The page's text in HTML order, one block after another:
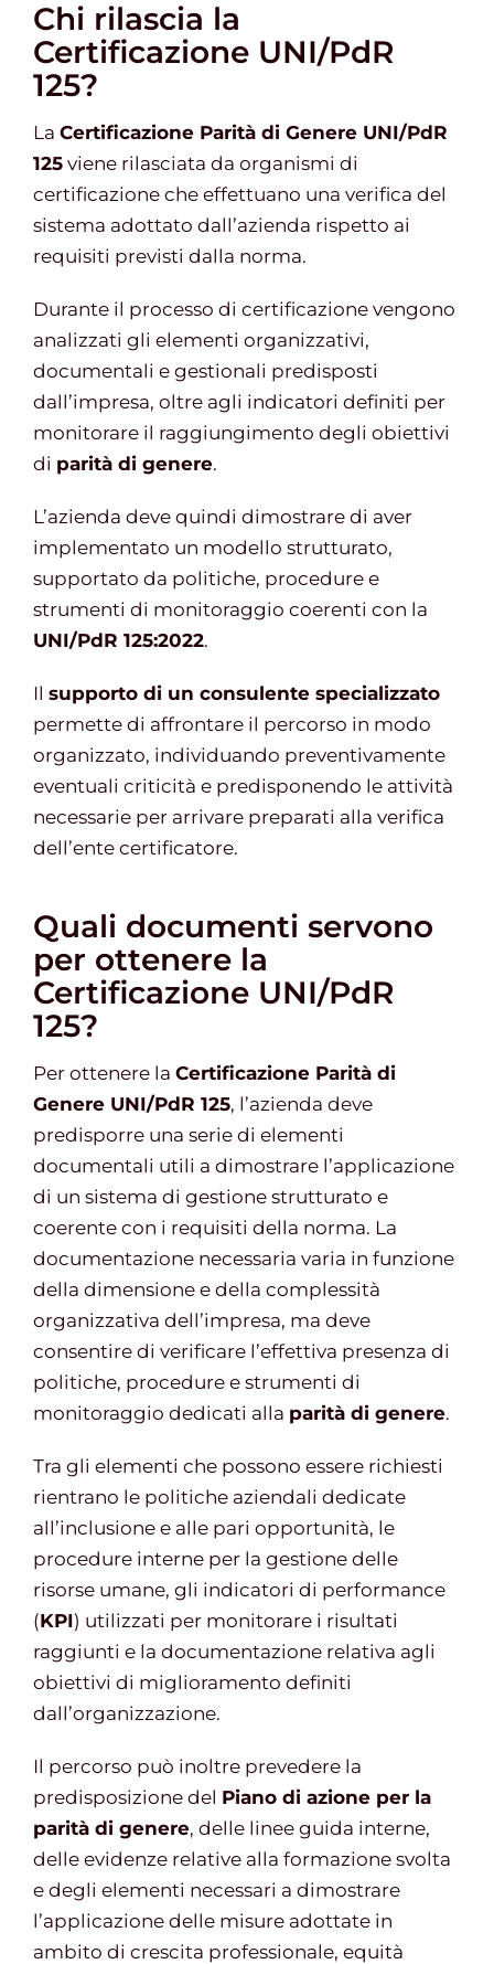
Chi rilascia la
Certificazione UNI/PdR
125?
La Certificazione Parità di Genere UNI/PdR
125 viene rilasciata da organismi di
certificazione che effettuano una verifica del
sistema adottato dall’azienda rispetto ai
requisiti previsti dalla norma.
Durante il processo di certificazione vengono
analizzati gli elementi organizzativi,
documentali e gestionali predisposti
dall’impresa, oltre agli indicatori definiti per
monitorare il raggiungimento degli obiettivi
di parità di genere.
L’azienda deve quindi dimostrare di aver
implementato un modello strutturato,
supportato da politiche, procedure e
strumenti di monitoraggio coerenti con la
UNI/PdR 125:2022.
Il supporto di un consulente specializzato
permette di affrontare il percorso in modo
organizzato, individuando preventivamente
eventuali criticità e predisponendo le attività
necessarie per arrivare preparati alla verifica
dell’ente certificatore.
Quali documenti servono
per ottenere la
Certificazione UNI/PdR
125?
Per ottenere la Certificazione Parità di
Genere UNI/PdR 125, l’azienda deve
predisporre una serie di elementi
documentali utili a dimostrare l’applicazione
di un sistema di gestione strutturato e
coerente con i requisiti della norma. La
documentazione necessaria varia in funzione
della dimensione e della complessità
organizzativa dell’impresa, ma deve
consentire di verificare l’effettiva presenza di
politiche, procedure e strumenti di
monitoraggio dedicati alla parità di genere.
Tra gli elementi che possono essere richiesti
rientrano le politiche aziendali dedicate
all’inclusione e alle pari opportunità, le
procedure interne per la gestione delle
risorse umane, gli indicatori di performance
(KPI) utilizzati per monitorare i risultati
raggiunti e la documentazione relativa agli
obiettivi di miglioramento definiti
dall’organizzazione.
Il percorso può inoltre prevedere la
predisposizione del Piano di azione per la
parità di genere, delle linee guida interne,
delle evidenze relative alla formazione svolta
e degli elementi necessari a dimostrare
l’applicazione delle misure adottate in
ambito di crescita professionale, equità